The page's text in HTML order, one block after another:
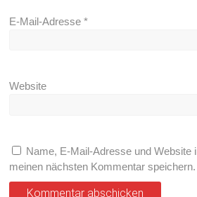
E-Mail-Adresse*
Website
Name, E-Mail-Adresse und Website
meinen nächsten Kommentar speichern.